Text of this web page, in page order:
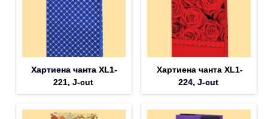
Хартиена чанта XL1-
221, J-cut
Хартиена чанта XL1-
224, J-cut